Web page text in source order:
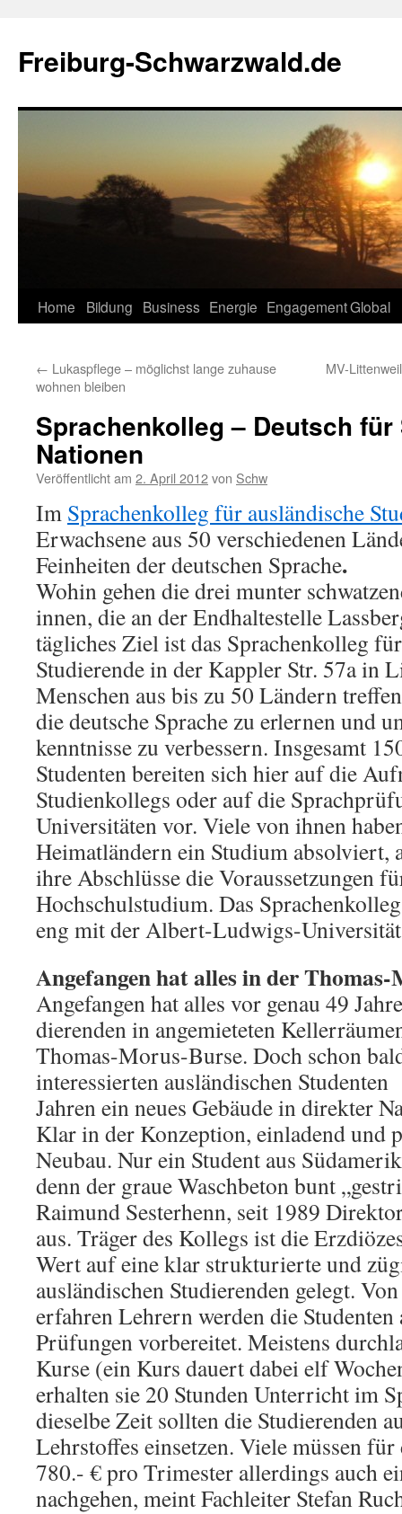
springen
Freiburg-Schwarzwald.de
Home Bildung Business Energie EngagementGlobal
← Lukaspflege – möglichst lange zuhause
wohnen bleiben
MV-
Sprachenkolleg – Deutsch
Nationen
Veröffentlicht am 2. April 2012von Schw
Im Sprachenkolleg für ausländische
Erwachsene aus 50 verschiedenen
Feinheiten der deutschen Sprache.
Wohin gehen die drei munter
innen, die an der Endhaltestelle
tägliches Ziel ist das Sprachenkolleg
Studierende in der Kappler Str. 57a in
Menschen aus bis zu 50 Ländern
die deutsche Sprache zu erlernen und
kenntnisse zu verbessern. Insgesamt
Studenten bereiten sich hier auf die
Studienkollegs oder auf die
Universitäten vor. Viele von ihnen
Heimatländern ein Studium absolviert,
ihre Abschlüsse die Voraussetzungen
Hochschulstudium. Das
eng mit der Albert-Ludwigs-
Angefangen hat alles in der
Angefangen hat alles vor genau 49
dierenden in angemieteten
Thomas-Morus-Burse. Doch schon
interessierten ausländischen
Jahren ein neues Gebäude in direkter
Klar in der Konzeption, einladend und
Neubau. Nur ein Student aus
denn der graue Waschbeton bunt
Raimund Sesterhenn, seit 1989
aus. Träger des Kollegs ist die
Wert auf eine klar struk­tu­r­ierte und
ausländischen Stu­dier­en­den gelegt.
erfahren Lehrern wer­den die Studenten
Prü­fungen vorbe­rei­tet. Meistens
Kurse (ein Kurs dauert dabei elf
erhalten sie 20 Stunden Unterricht im
dieselbe Zeit sollten die Studierenden
Lehrstoffes ein­setz­en. Viele müssen
780.- € pro Tri­mes­ter allerdings auch
nachgehen, meint Fachleiter Stefan